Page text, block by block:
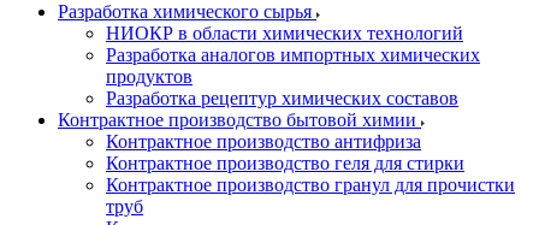
Разработка химического сырья
НИОКР в области химических технологий
Разработка аналогов импортных химических
продуктов
Разработка рецептур химических составов
Контрактное производство бытовой химии
Контрактное производство антифриза
Контрактное производство геля для стирки
Контрактное производство гранул для прочистки
труб